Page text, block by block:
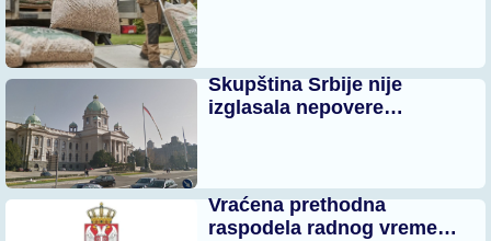
Skupština Srbije nije
izglasala nepovere…
Vraćena prethodna
raspodela radnog vreme…